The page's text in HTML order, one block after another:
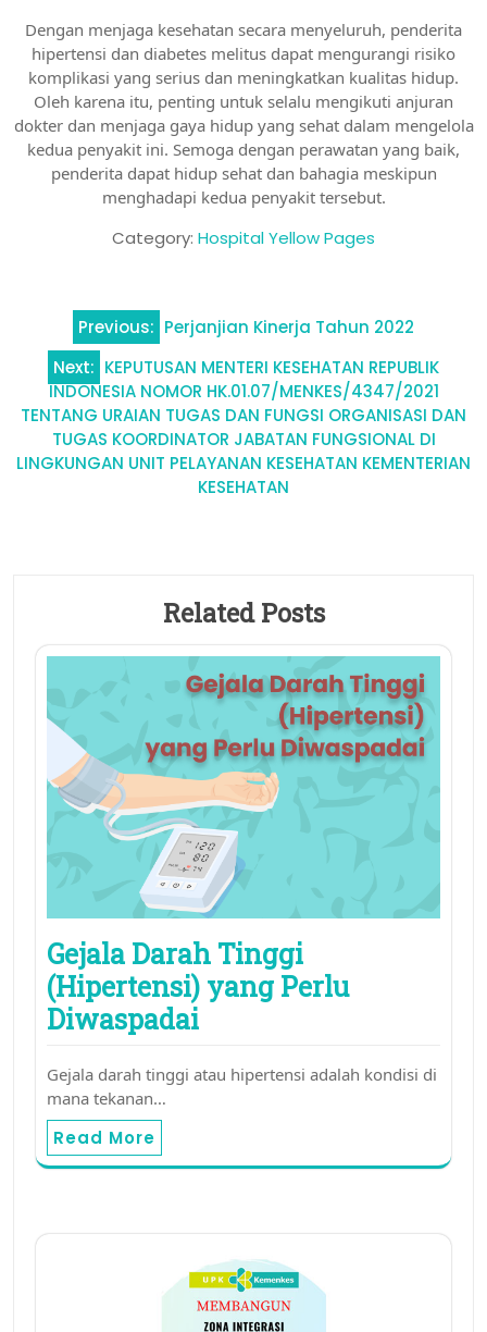
Dengan menjaga kesehatan secara menyeluruh, penderita
hipertensi dan diabetes melitus dapat mengurangi risiko
komplikasi yang serius dan meningkatkan kualitas hidup.
Oleh karena itu, penting untuk selalu mengikuti anjuran
dokter dan menjaga gaya hidup yang sehat dalam mengelola
kedua penyakit ini. Semoga dengan perawatan yang baik,
penderita dapat hidup sehat dan bahagia meskipun
menghadapi kedua penyakit tersebut.
Category: Hospital Yellow Pages
Navigasi
pos
Previous: Perjanjian Kinerja Tahun 2022
Next: KEPUTUSAN MENTERI KESEHATAN REPUBLIK
INDONESIA NOMOR HK.01.07/MENKES/4347/2021
TENTANG URAIAN TUGAS DAN FUNGSI ORGANISASI DAN
TUGAS KOORDINATOR JABATAN FUNGSIONAL DI
LINGKUNGAN UNIT PELAYANAN KESEHATAN KEMENTERIAN
KESEHATAN
Related Posts
Gejala Darah Tinggi
(Hipertensi) yang Perlu
Diwaspadai
Gejala darah tinggi atau hipertensi adalah kondisi di
mana tekanan…
Read More